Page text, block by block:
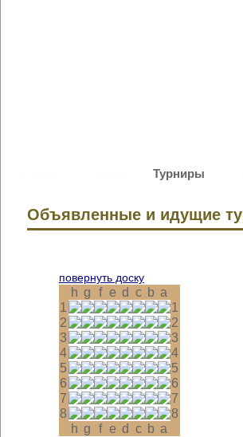
Турниры
Объявленные и идущие
повернуть доску
h g f e d c b a
1
1
2
2
3
3
4
4
5
5
6
6
7
7
8
8
h g f e d c b a